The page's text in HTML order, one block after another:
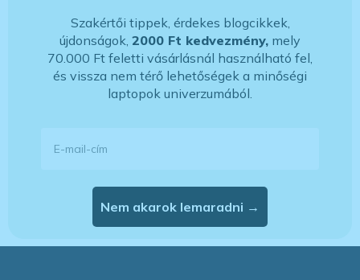
Szakértői tippek, érdekes blogcikkek,
újdonságok, 2000 Ft kedvezmény, mely
70.000 Ft feletti vásárlásnál használható fel,
és vissza nem térő lehetőségek a minőségi
laptopok univerzumából.
Nem akarok lemaradni →